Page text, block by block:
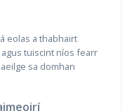
eolas a thabhairt
tuiscint níos fearr
sa domhan